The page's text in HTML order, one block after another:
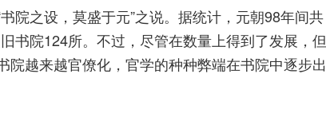
院之设，莫盛于元”之说。据统计，元朝98年间共
书院124所。不过，尽管在数量上得到了发展，但
越来越官僚化，官学的种种弊端在书院中逐步出